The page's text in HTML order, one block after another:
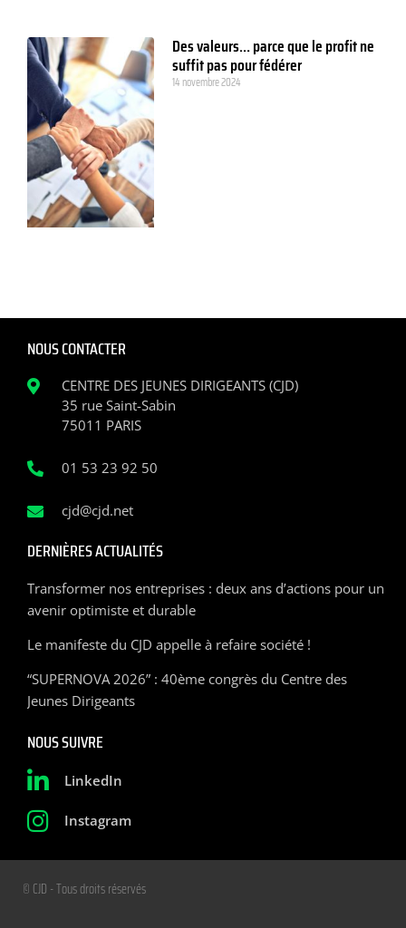
Des valeurs… parce que le profit ne
suffit pas pour fédérer
14 novembre 2024
NOUS CONTACTER
CENTRE DES JEUNES DIRIGEANTS (CJD)
35 rue Saint-Sabin
75011 PARIS
01 53 23 92 50
cjd@cjd.net
DERNIÈRES ACTUALITÉS
Transformer nos entreprises : deux ans d’actions pour un
avenir optimiste et durable
Le manifeste du CJD appelle à refaire société !
“SUPERNOVA 2026” : 40ème congrès du Centre des
Jeunes Dirigeants
NOUS SUIVRE
LinkedIn
Instagram
© CJD - Tous droits réservés